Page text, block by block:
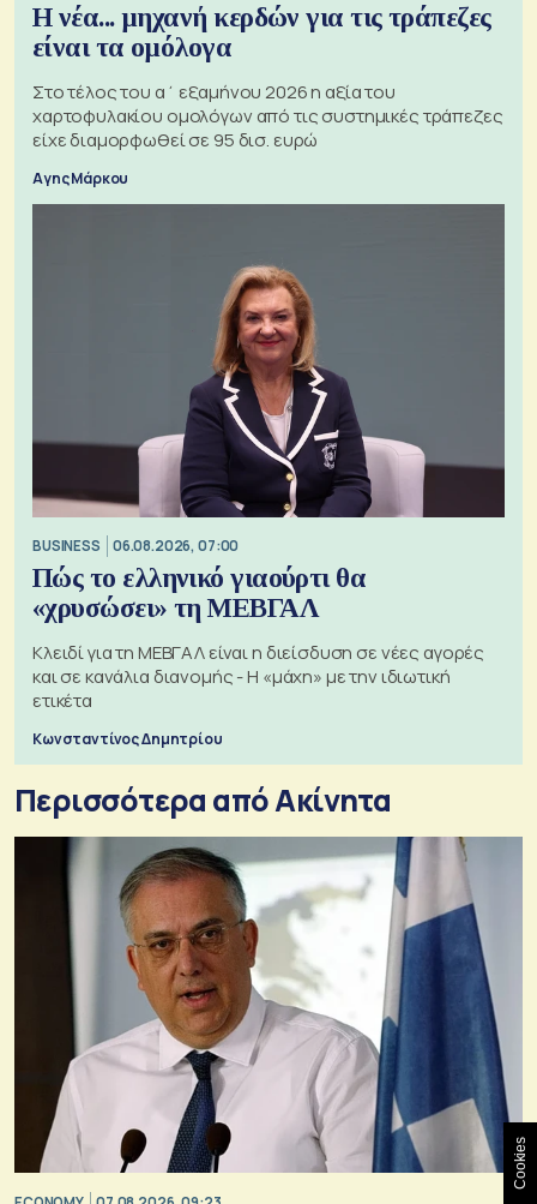
Η νέα... μηχανή κερδών για τις τράπεζες
είναι τα ομόλογα
Στο τέλος του α΄ εξαμήνου 2026 η αξία του
χαρτοφυλακίου ομολόγων από τις συστημικές τράπεζες
είχε διαμορφωθεί σε 95 δισ. ευρώ
Αγης Μάρκου
BUSINESS 06.08.2026, 07:00
Πώς το ελληνικό γιαούρτι θα
«χρυσώσει» τη ΜΕΒΓΑΛ
Κλειδί για τη ΜΕΒΓΑΛ είναι η διείσδυση σε νέες αγορές
και σε κανάλια διανομής - Η «μάχη» με την ιδιωτική
ετικέτα
Κωνσταντίνος Δημητρίου
Περισσότερα από Ακίνητα
Cookies